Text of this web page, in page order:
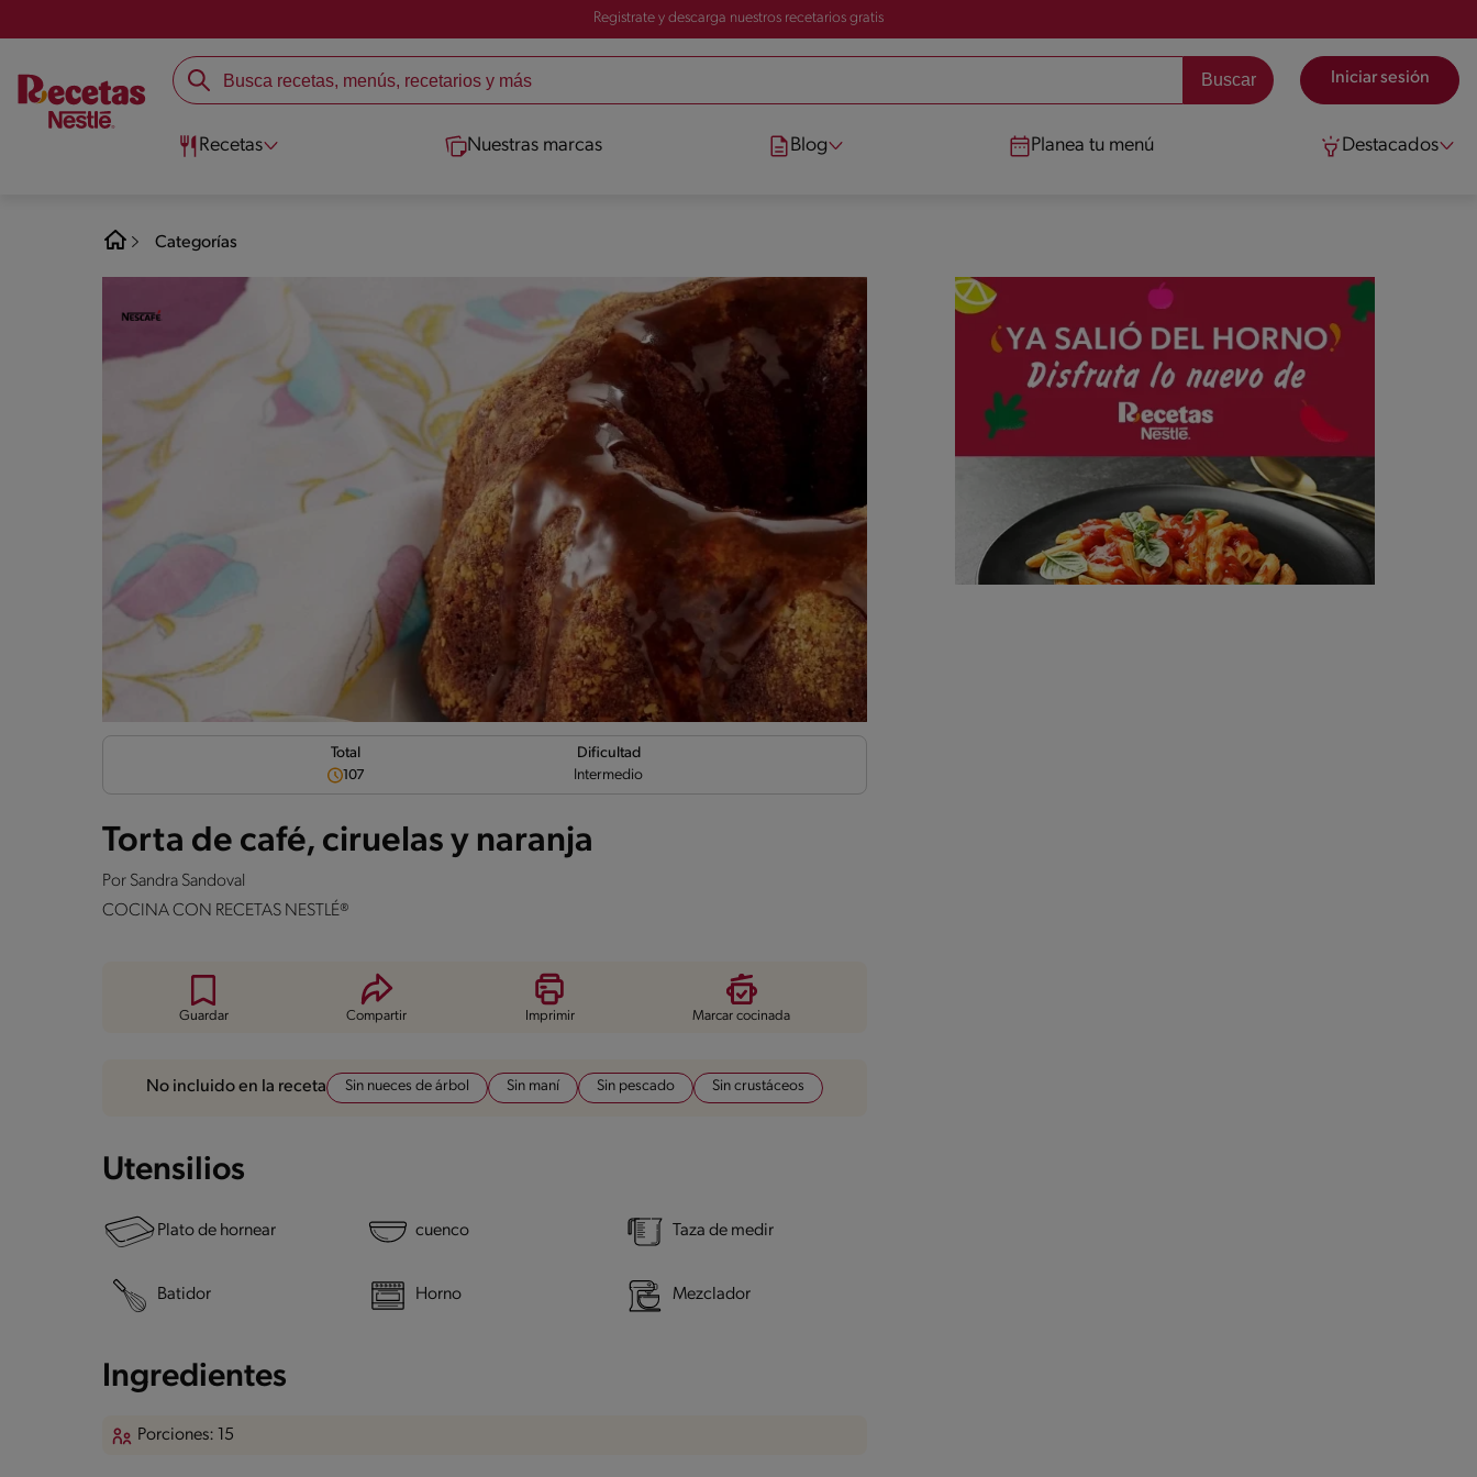
Registrate y descarga nuestros recetarios gratis
Iniciar sesión
Recetas Nuestras marcas Blog Planea tu menú Destacados
Categorías
Total
107
Dificultad
Intermedio
Torta de café, ciruelas y naranja
Por Sandra Sandoval
COCINA CON RECETAS NESTLÉ®
Guardar Compartir Imprimir Marcar cocinada
No incluido en la receta Sin nueces de árbol Sin maní Sin pescado Sin crustáceos
Utensilios
Plato de hornear cuenco Taza de medir
Batidor Horno Mezclador
Ingredientes
Porciones: 15